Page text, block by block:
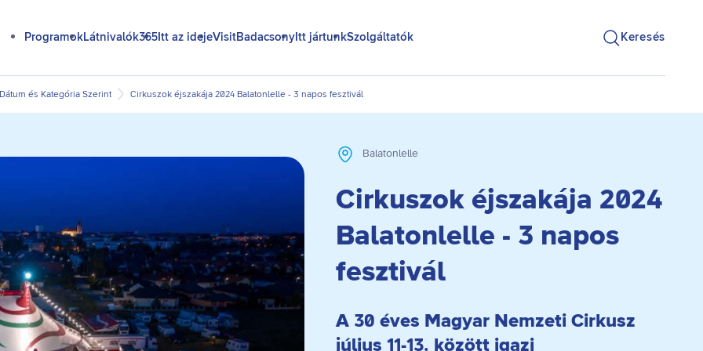
ProgramokLátnivalók365Itt az idejeVisitBadacsonyItt jártunkSzolgáltatók Keresés
és Kategória Szerint Cirkuszok éjszakája 2024 Balatonlelle - 3 napos fesztivál
Balatonlelle
Cirkuszok éjszakája 2024
Balatonlelle - 3 napos
fesztivál
A 30 éves Magyar Nemzeti Cirkusz
július 11-13. között igazi